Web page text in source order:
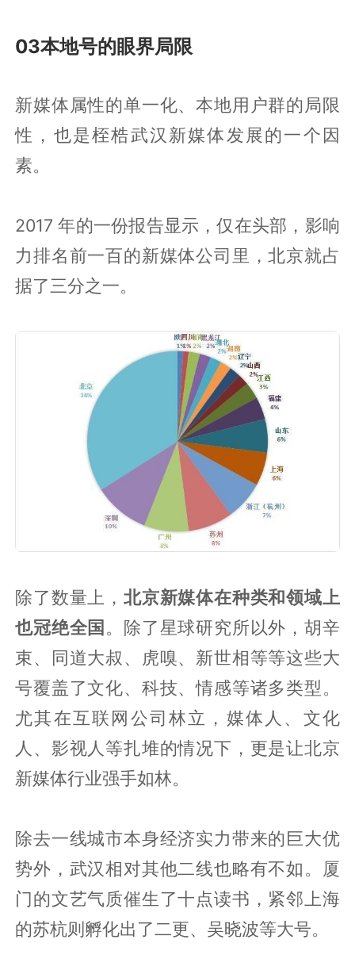
03本地号的眼界局限
新媒体属性的单一化、本地用户群的局限
性，也是桎梏武汉新媒体发展的一个因
素。
2017 年的一份报告显示，仅在头部，影响
力排名前一百的新媒体公司里，北京就占
据了三分之一。
除了数量上， 北京新媒体在种类和领域上
也冠绝全国 。除了星球研究所以外，胡辛
束、同道大叔、虎嗅、新世相等等这些大
号覆盖了文化、科技、情感等诸多类型。
尤其在互联网公司林立，媒体人、文化
人、影视人等扎堆的情况下，更是让北京
新媒体行业强手如林。
除去一线城市本身经济实力带来的巨大优
势外，武汉相对其他二线也略有不如。厦
门的文艺气质催生了十点读书，紧邻上海
的苏杭则孵化出了二更、吴晓波等大号。